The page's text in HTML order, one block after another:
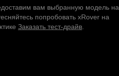
вам выбранную модель на
попробовать xRover на
Заказать тест-драйв